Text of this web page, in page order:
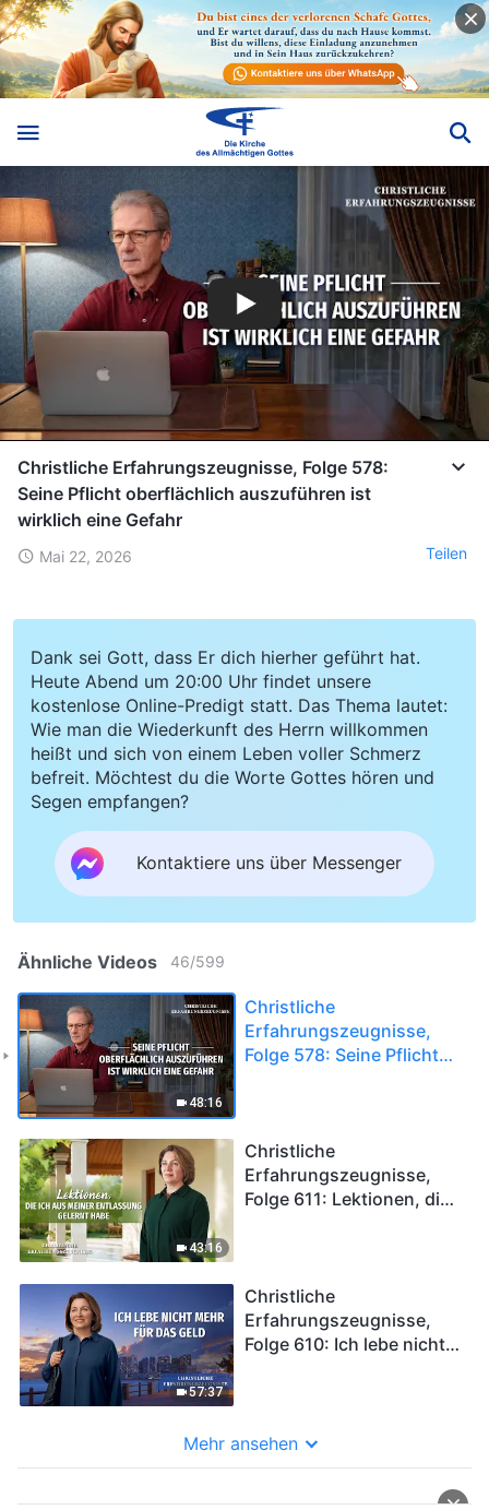
Christliche Erfahrungszeugnisse, Folge 578:
Seine Pflicht oberflächlich auszuführen ist
wirklich eine Gefahr
Mai 22, 2026 Teilen
Dank sei Gott, dass Er dich hierher geführt hat.
Heute Abend um 20:00 Uhr findet unsere
kostenlose Online-Predigt statt. Das Thema lautet:
Wie man die Wiederkunft des Herrn willkommen
heißt und sich von einem Leben voller Schmerz
befreit. Möchtest du die Worte Gottes hören und
Segen empfangen?
Kontaktiere uns über Messenger
Ähnliche Videos 46/599
48:16
Christliche
Erfahrungszeugnisse,
Folge 578: Seine Pflicht
43:16
Christliche
Erfahrungszeugnisse,
Folge 611: Lektionen, die
57:37
Christliche
Erfahrungszeugnisse,
Folge 610: Ich lebe nicht
Mehr ansehen